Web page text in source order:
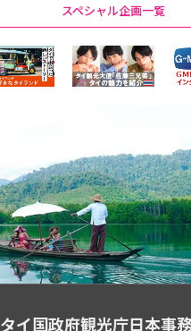
スペシャル企画一覧
タイ国政府観光庁日本事